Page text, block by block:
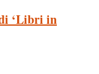
‘Libri in